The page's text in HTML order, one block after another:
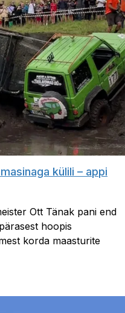
külili – appi
Ott Tänak pani end
hoopis
korda maasturite